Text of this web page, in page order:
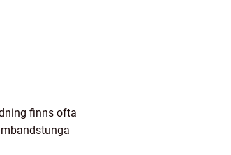
finns ofta